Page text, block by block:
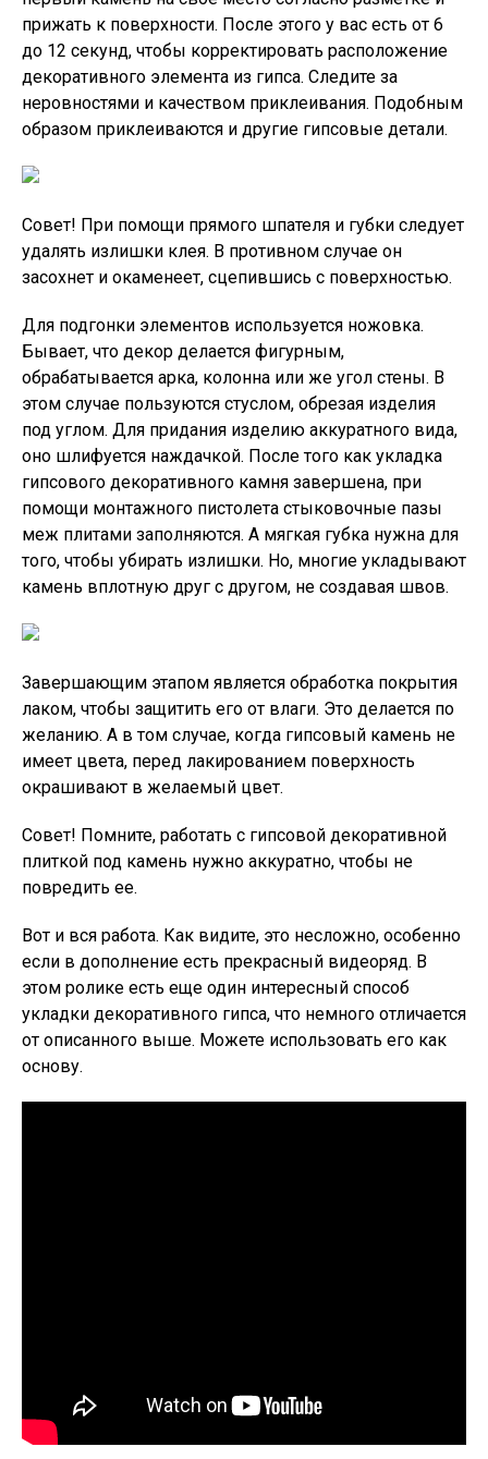
прижать к поверхности. После этого у вас есть от 6
до 12 секунд, чтобы корректировать расположение
декоративного элемента из гипса. Следите за
неровностями и качеством приклеивания. Подобным
образом приклеиваются и другие гипсовые детали.
Совет! При помощи прямого шпателя и губки следует
удалять излишки клея. В противном случае он
засохнет и окаменеет, сцепившись с поверхностью.
Для подгонки элементов используется ножовка.
Бывает, что декор делается фигурным,
обрабатывается арка, колонна или же угол стены. В
этом случае пользуются стуслом, обрезая изделия
под углом. Для придания изделию аккуратного вида,
оно шлифуется наждачкой. После того как укладка
гипсового декоративного камня завершена, при
помощи монтажного пистолета стыковочные пазы
меж плитами заполняются. А мягкая губка нужна для
того, чтобы убирать излишки. Но, многие укладывают
камень вплотную друг с другом, не создавая швов.
Завершающим этапом является обработка покрытия
лаком, чтобы защитить его от влаги. Это делается по
желанию. А в том случае, когда гипсовый камень не
имеет цвета, перед лакированием поверхность
окрашивают в желаемый цвет.
Совет! Помните, работать с гипсовой декоративной
плиткой под камень нужно аккуратно, чтобы не
повредить ее.
Вот и вся работа. Как видите, это несложно, особенно
если в дополнение есть прекрасный видеоряд. В
этом ролике есть еще один интересный способ
укладки декоративного гипса, что немного отличается
от описанного выше. Можете использовать его как
основу.